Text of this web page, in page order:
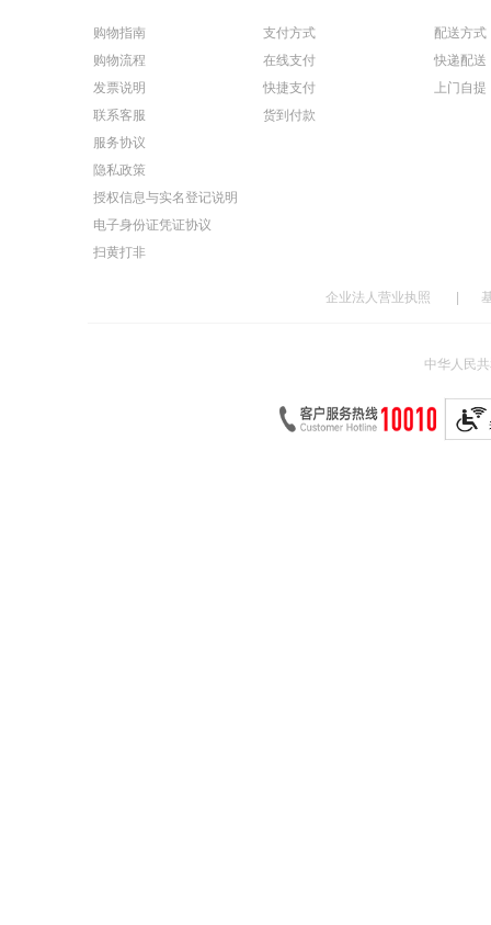
购物指南
购物流程
发票说明
联系客服
服务协议
隐私政策
授权信息与实名登记说明
电子身份证凭证协议
扫黄打非
支付方式
在线支付
快捷支付
货到付款
配送方式
快递配送
上门自提
企业法人营业执照
中华人民